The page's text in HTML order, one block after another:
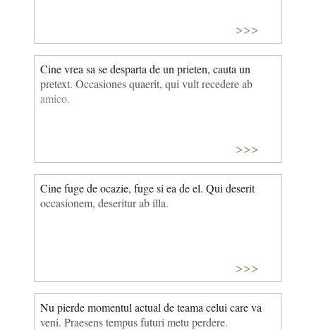
>>>
Cine vrea sa se desparta de un prieten, cauta un
pretext. Occasiones quaerit, qui vult recedere ab
amico.
>>>
Cine fuge de ocazie, fuge si ea de el. Qui deserit
occasionem, deseritur ab illa.
>>>
Nu pierde momentul actual de teama celui care va
veni. Praesens tempus futuri metu perdere.